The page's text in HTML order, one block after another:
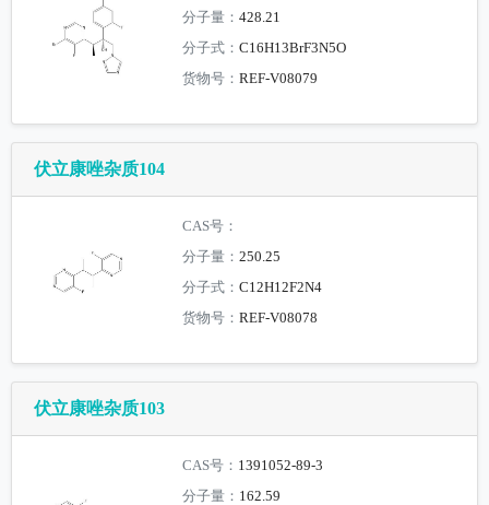
分子量：428.21
分子式：C16H13BrF3N5O
货物号：REF-V08079
伏立康唑杂质104
CAS号：
分子量：250.25
分子式：C12H12F2N4
货物号：REF-V08078
伏立康唑杂质103
CAS号： 1391052-89-3
分子量： 162.59